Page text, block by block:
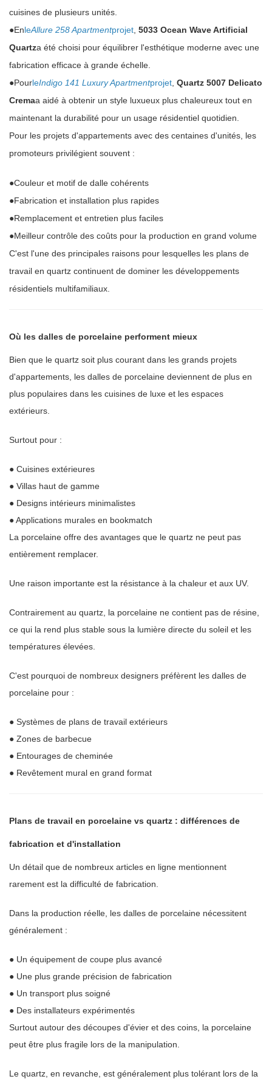
cuisines de plusieurs unités.
●EnleAllure 258 Apartmentprojet, 5033 Ocean Wave Artificial
Quartza été choisi pour équilibrer l'esthétique moderne avec une
fabrication efficace à grande échelle.
●PourleIndigo 141 Luxury Apartmentprojet, Quartz 5007 Delicato
Cremaa aidé à obtenir un style luxueux plus chaleureux tout en
maintenant la durabilité pour un usage résidentiel quotidien.
Pour les projets d'appartements avec des centaines d'unités, les
promoteurs privilégient souvent :
●Couleur et motif de dalle cohérents
●Fabrication et installation plus rapides
●Remplacement et entretien plus faciles
●Meilleur contrôle des coûts pour la production en grand volume
C'est l'une des principales raisons pour lesquelles les plans de
travail en quartz continuent de dominer les développements
résidentiels multifamiliaux.
Où les dalles de porcelaine performent mieux
Bien que le quartz soit plus courant dans les grands projets
d'appartements, les dalles de porcelaine deviennent de plus en
plus populaires dans les cuisines de luxe et les espaces
extérieurs.
Surtout pour :
● Cuisines extérieures
● Villas haut de gamme
● Designs intérieurs minimalistes
● Applications murales en bookmatch
La porcelaine offre des avantages que le quartz ne peut pas
entièrement remplacer.
Une raison importante est la résistance à la chaleur et aux UV.
Contrairement au quartz, la porcelaine ne contient pas de résine,
ce qui la rend plus stable sous la lumière directe du soleil et les
températures élevées.
C'est pourquoi de nombreux designers préfèrent les dalles de
porcelaine pour :
● Systèmes de plans de travail extérieurs
● Zones de barbecue
● Entourages de cheminée
● Revêtement mural en grand format
Plans de travail en porcelaine vs quartz : différences de
fabrication et d'installation
Un détail que de nombreux articles en ligne mentionnent
rarement est la difficulté de fabrication.
Dans la production réelle, les dalles de porcelaine nécessitent
généralement :
● Un équipement de coupe plus avancé
● Une plus grande précision de fabrication
● Un transport plus soigné
● Des installateurs expérimentés
Surtout autour des découpes d'évier et des coins, la porcelaine
peut être plus fragile lors de la manipulation.
Le quartz, en revanche, est généralement plus tolérant lors de la